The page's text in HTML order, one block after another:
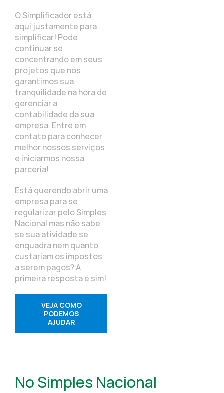
O Simplificador está
aqui justamente para
simplificar! Pode
continuar se
concentrando em seus
projetos que nós
garantimos sua
tranquilidade na hora de
gerenciar a
contabilidade da sua
empresa. Entre em
contato para conhecer
melhor nossos serviços
e iniciarmos nossa
parceria!
Está querendo abrir uma
empresa para se
regularizar pelo Simples
Nacional mas não sabe
se sua atividade se
enquadra nem quanto
custariam os impostos
a serem pagos? A
primeira resposta é sim!
VEJA COMO
PODEMOS
AJUDAR
No Simples Nacional